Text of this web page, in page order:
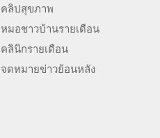
คลิปสุขภาพ
หมอชาวบ้านรายเดือน
คลินิกรายเดือน
จดหมายข่าวย้อนหลัง